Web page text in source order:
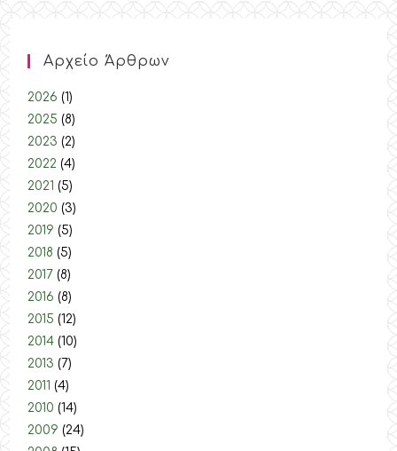
Αρχείο Άρθρων
2026 (1)
2025 (8)
2023 (2)
2022 (4)
2021 (5)
2020 (3)
2019 (5)
2018 (5)
2017 (8)
2016 (8)
2015 (12)
2014 (10)
2013 (7)
2011 (4)
2010 (14)
2009 (24)